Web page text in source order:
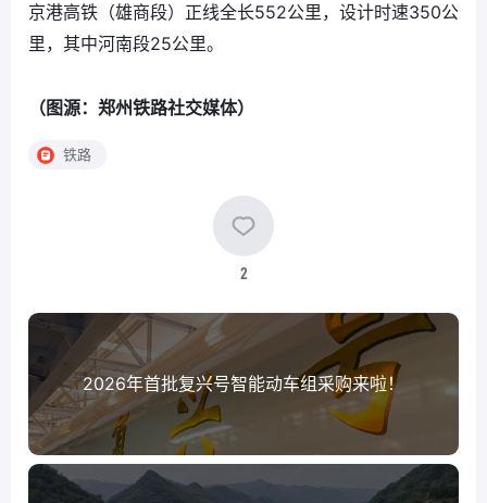
京港高铁（雄商段）正线全长552公里，设计时速350公
里，其中河南段25公里。
（图源：郑州铁路社交媒体）
铁路
2
2026年首批复兴号智能动车组采购来啦！